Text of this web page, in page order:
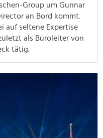
Group um Gunnar
an Bord kommt.
auf seltene Expertise
als Büroleiter von
tätig.